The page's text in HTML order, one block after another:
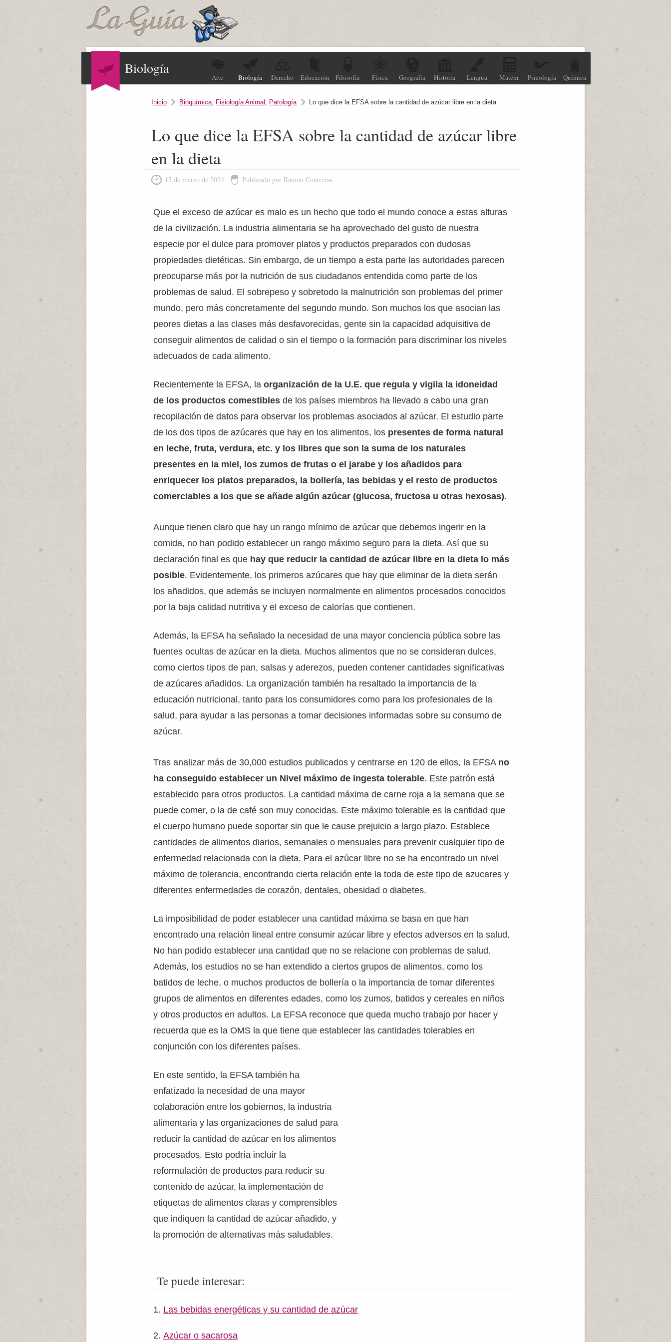
Biología
Arte Biología Derecho Educación Filosofía Física Geografía Historia Lengua Matem. Psicología Química
Inicio Bioquímica, Fisiología Animal , Patología Lo que dice la EFSA sobre la cantidad de azúcar libre en la dieta
Lo que dice la EFSA sobre la cantidad de azúcar libre
en la dieta
15 de marzo de 2024 Publicado por Ramón Contreras
Que el exceso de azúcar es malo es un hecho que todo el mundo conoce a estas alturas
de la civilización. La industria alimentaria se ha aprovechado del gusto de nuestra
especie por el dulce para promover platos y productos preparados con dudosas
propiedades dietéticas. Sin embargo, de un tiempo a esta parte las autoridades parecen
preocuparse más por la nutrición de sus ciudadanos entendida como parte de los
problemas de salud. El sobrepeso y sobretodo la malnutrición son problemas del primer
mundo, pero más concretamente del segundo mundo. Son muchos los que asocian las
peores dietas a las clases más desfavorecidas, gente sin la capacidad adquisitiva de
conseguir alimentos de calidad o sin el tiempo o la formación para discriminar los niveles
adecuados de cada alimento.
Recientemente la EFSA, laorganización de la U.E. que regula y vigila la idoneidad
de los productos comestiblesde los países miembros ha llevado a cabo una gran
recopilación de datos para observar los problemas asociados al azúcar. El estudio parte
de los dos tipos de azúcares que hay en los alimentos, los presentes de forma natural
en leche, fruta, verdura, etc. y los libres que son la suma de los naturales
presentes en la miel, los zumos de frutas o el jarabe y los añadidos para
enriquecer los platos preparados, la bollería, las bebidas y el resto de productos
comerciables a los que se añade algún azúcar (glucosa, fructosa u otras hexosas).
Aunque tienen claro que hay un rango mínimo de azúcar que debemos ingerir en la
comida, no han podido establecer un rango máximo seguro para la dieta. Así que su
declaración final es que hay que reducir la cantidad de azúcar libre en la dieta lo más
posible. Evidentemente, los primeros azúcares que hay que eliminar de la dieta serán
los añadidos, que además se incluyen normalmente en alimentos procesados conocidos
por la baja calidad nutritiva y el exceso de calorías que contienen.
Además, la EFSA ha señalado la necesidad de una mayor conciencia pública sobre las
fuentes ocultas de azúcar en la dieta. Muchos alimentos que no se consideran dulces,
como ciertos tipos de pan, salsas y aderezos, pueden contener cantidades significativas
de azúcares añadidos. La organización también ha resaltado la importancia de la
educación nutricional, tanto para los consumidores como para los profesionales de la
salud, para ayudar a las personas a tomar decisiones informadas sobre su consumo de
azúcar.
Tras analizar más de 30,000 estudios publicados y centrarse en 120 de ellos, la EFSA no
ha conseguido establecer un Nivel máximo de ingesta tolerable. Este patrón está
establecido para otros productos. La cantidad máxima de carne roja a la semana que se
puede comer, o la de café son muy conocidas. Este máximo tolerable es la cantidad que
el cuerpo humano puede soportar sin que le cause prejuicio a largo plazo. Establece
cantidades de alimentos diarios, semanales o mensuales para prevenir cualquier tipo de
enfermedad relacionada con la dieta. Para el azúcar libre no se ha encontrado un nivel
máximo de tolerancia, encontrando cierta relación ente la toda de este tipo de azucares y
diferentes enfermedades de corazón, dentales, obesidad o diabetes.
La imposibilidad de poder establecer una cantidad máxima se basa en que han
encontrado una relación lineal entre consumir azúcar libre y efectos adversos en la salud.
No han podido establecer una cantidad que no se relacione con problemas de salud.
Además, los estudios no se han extendido a ciertos grupos de alimentos, como los
batidos de leche, o muchos productos de bollería o la importancia de tomar diferentes
grupos de alimentos en diferentes edades, como los zumos, batidos y cereales en niños
y otros productos en adultos. La EFSA reconoce que queda mucho trabajo por hacer y
recuerda que es la OMS la que tiene que establecer las cantidades tolerables en
conjunción con los diferentes países.
En este sentido, la EFSA también ha
enfatizado la necesidad de una mayor
colaboración entre los gobiernos, la industria
alimentaria y las organizaciones de salud para
reducir la cantidad de azúcar en los alimentos
procesados. Esto podría incluir la
reformulación de productos para reducir su
contenido de azúcar, la implementación de
etiquetas de alimentos claras y comprensibles
que indiquen la cantidad de azúcar añadido, y
la promoción de alternativas más saludables.
Te puede interesar:
Las bebidas energéticas y su cantidad de azúcar
Azúcar o sacarosa